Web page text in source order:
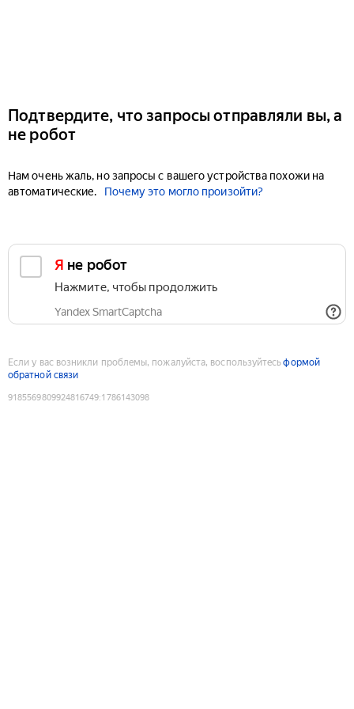
Подтвердите, что запросы отправляли вы, а
не робот
Нам очень жаль, но запросы с вашего устройства похожи на
автоматические.
Почему это могло произойти?
Я не робот
Нажмите, чтобы продолжить
Yandex SmartCaptcha
Если у вас возникли проблемы, пожалуйста, воспользуйтесьформой
обратной связи
9185569809924816749:1786143098